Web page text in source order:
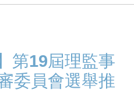
第19屆理監事
委員會選舉推